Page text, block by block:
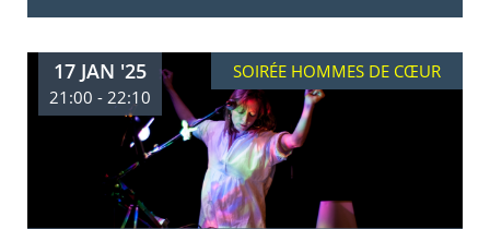
17 JAN '25
21:00 - 22:10
SOIRÉE HOMMES DE CŒUR